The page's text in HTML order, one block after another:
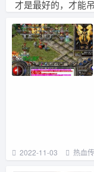
才是最好的，才能吊
2022-11-03 热血